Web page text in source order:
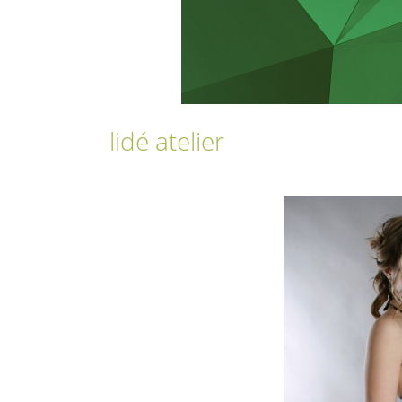
lidé atelier